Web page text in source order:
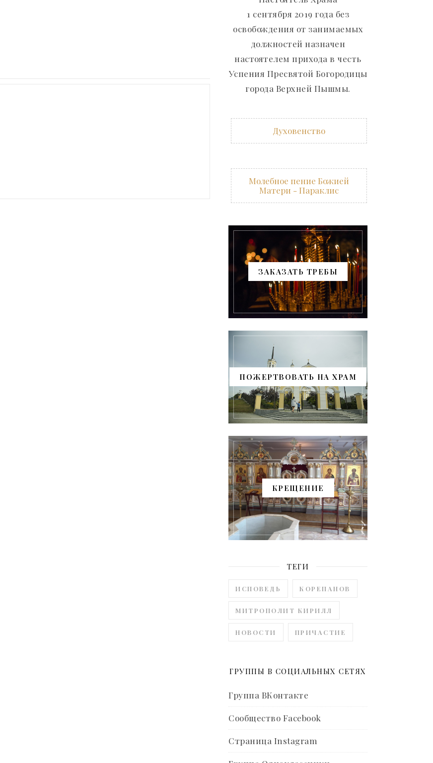
1 сентября 2019 года без
освобождения от занимаемых
должностей назначен
настоятелем прихода в честь
Успения Пресвятой Богородицы
города Верхней Пышмы.
Духовенство
Молебное пение Божией
Матери - Параклис
ЗАКАЗАТЬ ТРЕБЫ
ПОЖЕРТВОВАТЬ НА ХРАМ
КРЕЩЕНИЕ
ТЕГИ
ИСПОВЕДЬ КОРЕПАНОВ
МИТРОПОЛИТ КИРИЛЛ
НОВОСТИ ПРИЧАСТИЕ
ГРУППЫ В СОЦИАЛЬНЫХ СЕТЯХ
Группа ВКонтакте
Сообщество Facebook
Страница Instagram